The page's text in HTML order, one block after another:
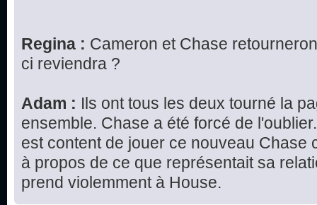
Regina : Cameron et Chase
ci reviendra ?
Adam : Ils ont tous les deux tourné la
ensemble. Chase a été forcé de
est content de jouer ce nouveau Chase
à propos de ce que représentait sa
prend violemment à House.